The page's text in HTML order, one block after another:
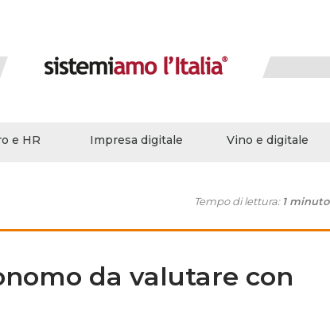
e HR Impresa digitale Vino e digitale
Tempo di lettura: 1 minuto
da valutare con